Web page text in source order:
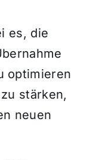
es, die
optimieren
stärken,
neuen